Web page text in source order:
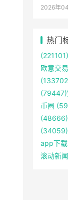
2026年
热门
(221101)
欧意交
(79447)
币圈
(48666)
(34059)
app下载
滚动新闻